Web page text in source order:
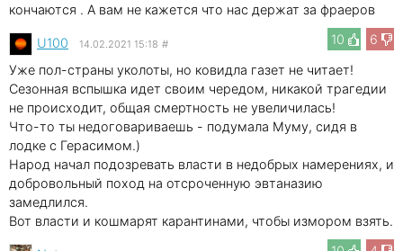
кончаются . А вам не кажется что нас держат за фраеров
10
6
U100 14.02.2021 15:18 #
Уже пол-страны уколоты, но ковидла газет не читает!
Сезонная вспышка идет своим чередом, никакой трагедии
не происходит, общая смертность не увеличилась!
Что-то ты недоговариваешь - подумала Муму, сидя в
лодке с Герасимом.)
Народ начал подозревать власти в недобрых намерениях, и
добровольный поход на отсроченную эвтаназию
замедлился.
Вот власти и кошмарят карантинами, чтобы измором взять.